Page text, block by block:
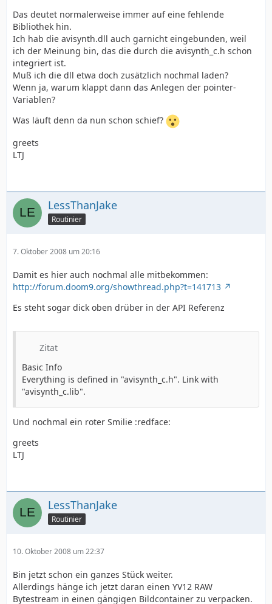
Das deutet normalerweise immer auf eine fehlende
Bibliothek hin.
Ich hab die avisynth.dll auch garnicht eingebunden, weil
ich der Meinung bin, das die durch die avisynth_c.h schon
integriert ist.
Muß ich die dll etwa doch zusätzlich nochmal laden?
Wenn ja, warum klappt dann das Anlegen der pointer-
Variablen?
Was läuft denn da nun schon schief?
greets
LTJ
LessThanJake
Routinier
7. Oktober 2008 um 20:16
Damit es hier auch nochmal alle mitbekommen:
http://forum.doom9.org/showthread.php?t=141713
Es steht sogar dick oben drüber in der API Referenz
Zitat
Basic Info
Everything is defined in "avisynth_c.h". Link with
"avisynth_c.lib".
Und nochmal ein roter Smilie :redface:
greets
LTJ
LessThanJake
Routinier
10. Oktober 2008 um 22:37
Bin jetzt schon ein ganzes Stück weiter.
Allerdings hänge ich jetzt daran einen YV12 RAW
Bytestream in einen gängigen Bildcontainer zu verpacken.